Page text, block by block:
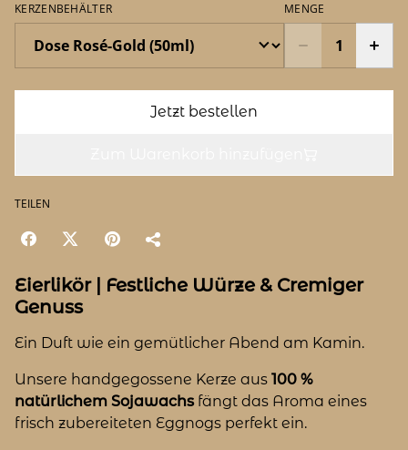
KERZENBEHÄLTER MENGE
Jetzt bestellen
TEILEN
Eierlikör | Festliche Würze & Cremiger
Genuss
Ein Duft wie ein gemütlicher Abend am Kamin.
Unsere handgegossene Kerze aus 100 %
natürlichem Sojawachsfängt das Aroma eines
frisch zubereiteten Eggnogs perfekt ein.